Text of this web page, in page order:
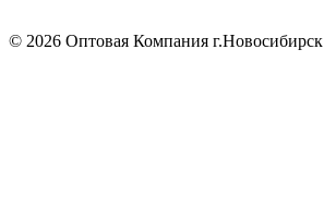
© 2026 Оптовая Компания г.Новосибирск